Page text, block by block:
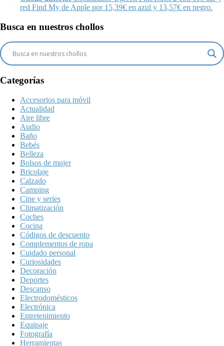
red Find My de Apple por 15,39€ en azul y 13,57€ en negro.
Busca en nuestros chollos
Categorías
Accesorios para móvil
Actualidad
Aire libre
Audio
Baño
Bebés
Belleza
Bolsos de mujer
Bricolaje
Calzado
Camping
Cine y series
Climatización
Coches
Cocina
Códigos de descuento
Complementos de ropa
Cuidado personal
Curiosidades
Decoración
Deportes
Descanso
Electrodomésticos
Electrónica
Entretenimiento
Equipaje
Fotografía
Herramientas